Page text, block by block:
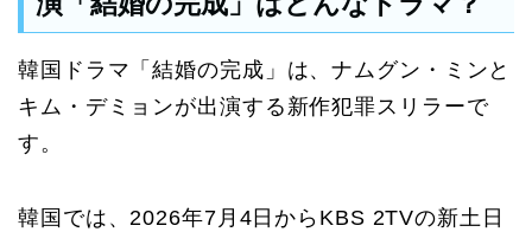
韓国ドラマ「結婚の完成」は、ナムグン・ミンと
キム・デミョンが出演する新作犯罪スリラーで
す。
韓国では、2026年7月4日からKBS 2TVの新土日